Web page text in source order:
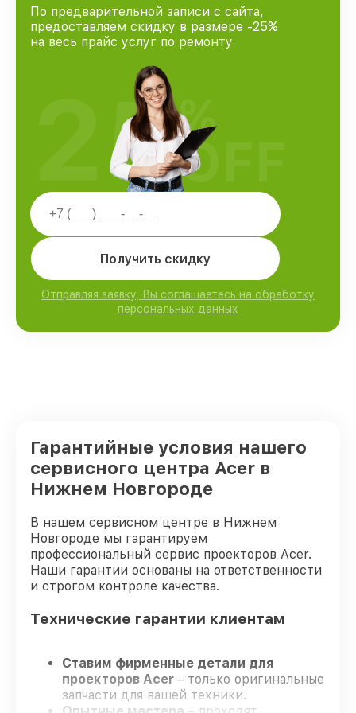
По предварительной записи с сайта,
предоставляем скидку в размере -25%
на весь прайс услуг по ремонту
Получить скидку
Отправляя заявку, Вы соглашаетесь на обработку
персональных данных
25%
OFF
Гарантийные условия нашего
сервисного центра Acer в
Нижнем Новгороде
В нашем сервисном центре в Нижнем
Новгороде мы гарантируем
профессиональный сервис проекторов Acer.
Наши гарантии основаны на ответственности
и строгом контроле качества.
Технические гарантии клиентам
Ставим фирменные детали для
проекторов Acer – только оригинальные
запчасти для вашей техники.